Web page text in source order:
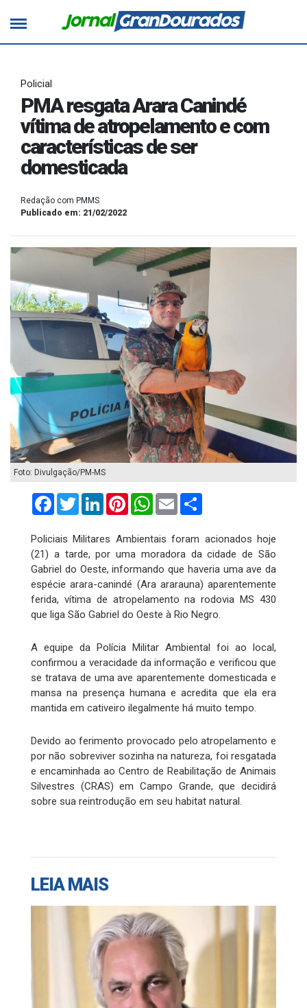
Policial
PMA resgata Arara Canindé
vítima de atropelamento e com
características de ser
domesticada
Redação com PMMS
Publicado em: 21/02/2022
Foto: Divulgação/PM-MS
FacebookTwitterLinkedInPinterestWhatsApp
Email
Policiais Militares Ambientais foram acionados hoje
(21) a tarde, por uma moradora da cidade de São
Gabriel do Oeste, informando que haveria uma ave da
espécie arara-canindé (Ara ararauna) aparentemente
ferida, vítima de atropelamento na rodovia MS 430
que liga São Gabriel do Oeste à Rio Negro.
A equipe da Polícia Militar Ambiental foi ao local,
confirmou a veracidade da informação e verificou que
se tratava de uma ave aparentemente domesticada e
mansa na presença humana e acredita que ela era
mantida em cativeiro ilegalmente há muito tempo.
Devido ao ferimento provocado pelo atropelamento e
por não sobreviver sozinha na natureza, foi resgatada
e encaminhada ao Centro de Reabilitação de Animais
Silvestres (CRAS) em Campo Grande, que decidirá
sobre sua reintrodução em seu habitat natural.
LEIA MAIS